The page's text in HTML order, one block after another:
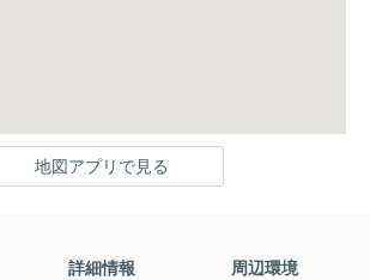
地図アプリで見る
詳細情報 周辺環境